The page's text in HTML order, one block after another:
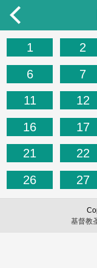
1 2
6
7
11
12
16
17
21
22
26
27
基督教